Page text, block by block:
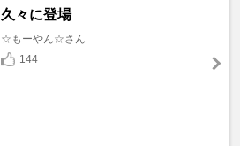
久々に登場
☆もーやん☆さん
144